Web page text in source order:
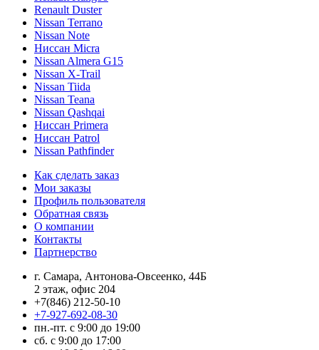
Renault Duster
Nissan Terrano
Nissan Note
Ниссан Micra
Nissan Almera G15
Nissan X-Trail
Nissan Tiida
Nissan Teana
Nissan Qashqai
Ниссан Primera
Ниссан Patrol
Nissan Pathfinder
Как сделать заказ
Мои заказы
Профиль пользователя
Обратная связь
О компании
Контакты
Партнерство
г. Самара, Антонова-Овсеенко, 44Б
2 этаж, офис 204
+7(846) 212-50-10
+7-927-692-08-30
пн.-пт. с 9:00 до 19:00
сб. с 9:00 до 17:00